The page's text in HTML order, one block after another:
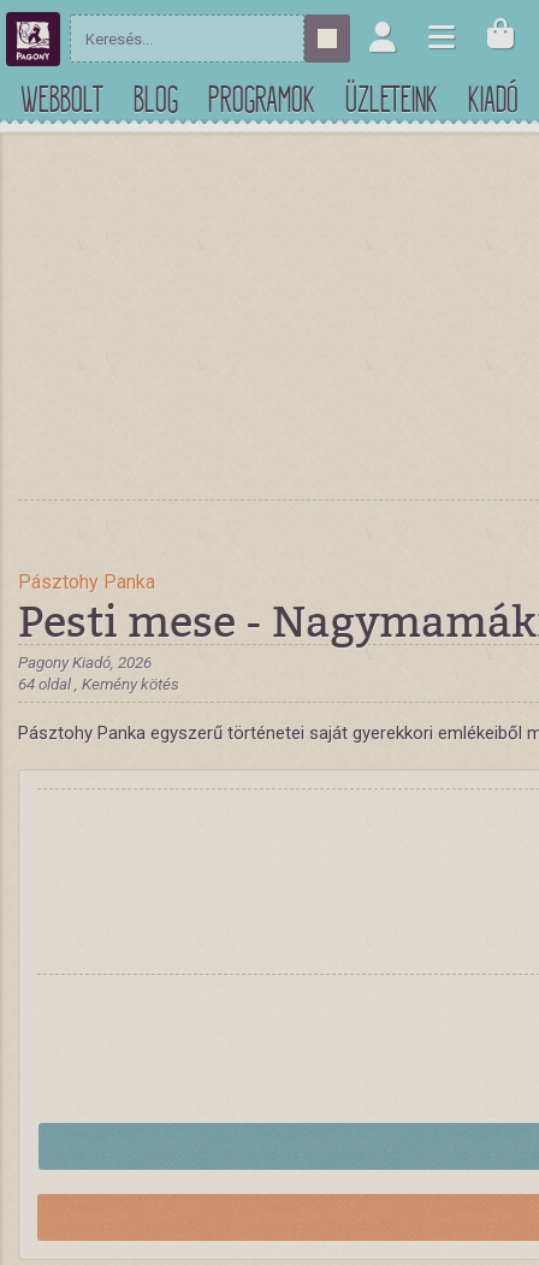
WEBBOLT BLOG PROGRAMOK ÜZLETEINK KIADÓ
Pásztohy Panka
Pesti mese -
Pagony Kiadó, 2026
64 oldal , Kemény kötés
Pásztohy Panka egyszerű történetei saját gyerekkori emlékeiből